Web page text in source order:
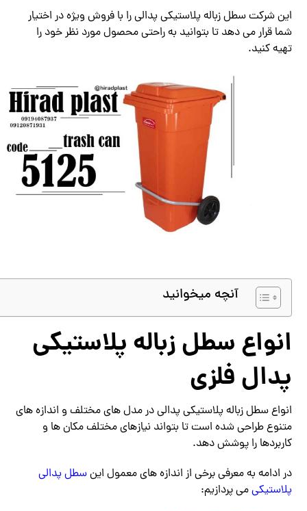
این شرکت سطل زباله پلاستیکی پدالی را با فروش ویژه در اختیار
شما قرار می دهد تا بتوانید به راحتی محصول مورد نظر خود را
تهیه کنید.
آنچه میخوانید
انواع سطل زباله پلاستیکی
پدال فلزی
انواع سطل زباله پلاستیکی پدالی در مدل های مختلف و اندازه های
متنوع طراحی شده است تا بتواند نیازهای مختلف مکان ها و
کاربردها را پوشش دهد.
در ادامه به معرفی برخی از اندازه های معمول اینسطل پدالی
پلاستیکیمی پردازیم: